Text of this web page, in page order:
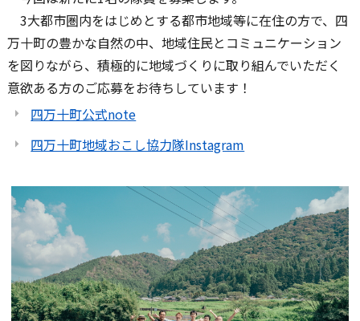
3大都市圏内をはじめとする都市地域等に在住の方で、四
万十町の豊かな自然の中、地域住民とコミュニケーション
を図りながら、積極的に地域づくりに取り組んでいただく
意欲ある方のご応募をお待ちしています！
四万十町公式note
四万十町地域おこし協力隊Instagram